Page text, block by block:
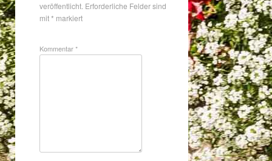
veröffentlicht. Erforderliche Felder sind
mit* markiert
Kommentar*